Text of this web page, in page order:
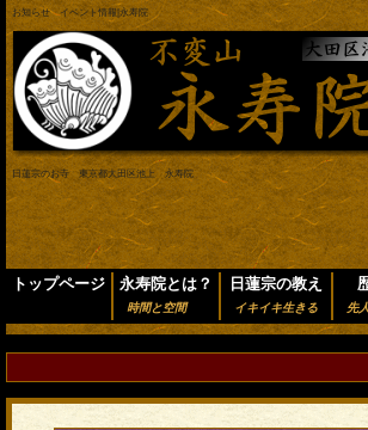
お知らせ イベント情報|永寿院
日蓮宗のお寺 東京都大田区池上 永寿院
トップページ 永寿院とは？
時間と空間
日蓮宗の教え
イキイキ生きる 先